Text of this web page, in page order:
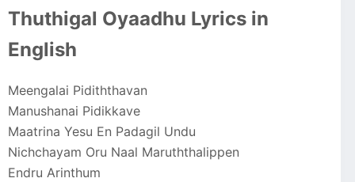
Thuthigal Oyaadhu Lyrics in
English
Meengalai Pidiththavan
Manushanai Pidikkave
Maatrina Yesu En Padagil Undu
Nichchayam Oru Naal Maruththalippen
Endru Arinthum